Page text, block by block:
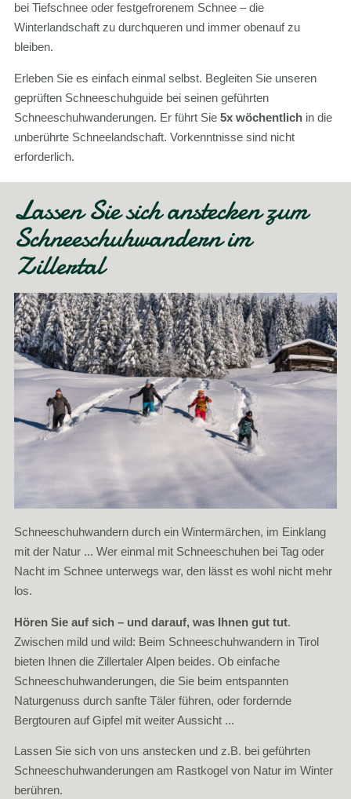
bei Tiefschnee oder festgefrorenem Schnee – die
Winterlandschaft zu durchqueren und immer obenauf zu
bleiben.
Erleben Sie es einfach einmal selbst. Begleiten Sie unseren
geprüften Schneeschuhguide bei seinen geführten
Schneeschuhwanderungen. Er führt Sie5x wöchentlich in die
unberührte Schneelandschaft. Vorkenntnisse sind nicht
erforderlich.
Lassen Sie sich anstecken zum
Schneeschuhwandern im
Zillertal
Schneeschuhwandern durch ein Wintermärchen, im Einklang
mit der Natur ... Wer einmal mit Schneeschuhen bei Tag oder
Nacht im Schnee unterwegs war, den lässt es wohl nicht mehr
los.
Hören Sie auf sich – und darauf, was Ihnen gut tut.
Zwischen mild und wild: Beim Schneeschuhwandern in Tirol
bieten Ihnen die Zillertaler Alpen beides. Ob einfache
Schneeschuhwanderungen, die Sie beim entspannten
Naturgenuss durch sanfte Täler führen, oder fordernde
Bergtouren auf Gipfel mit weiter Aussicht ...
Lassen Sie sich von uns anstecken und z.B. bei geführten
Schneeschuhwanderungen am Rastkogel von Natur im Winter
berühren.